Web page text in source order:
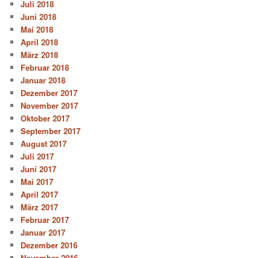
Juli 2018
Juni 2018
Mai 2018
April 2018
März 2018
Februar 2018
Januar 2018
Dezember 2017
November 2017
Oktober 2017
September 2017
August 2017
Juli 2017
Juni 2017
Mai 2017
April 2017
März 2017
Februar 2017
Januar 2017
Dezember 2016